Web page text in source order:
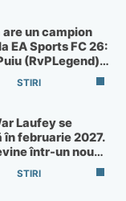
are un campion
EA Sports FC 26:
(RvPLegend)
de la Paris
STIRI
Laufey se
în februarie 2027.
într-un nou
STIRI